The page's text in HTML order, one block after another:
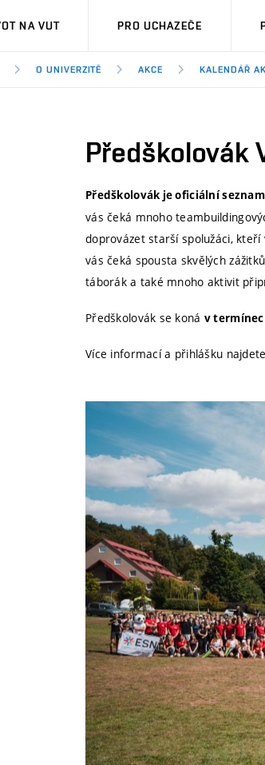
NA VUT PRO UCHAZEČE
O UNIVERZITĚ AKCE KALENDÁŘ
Předškolovák
Předškolovák je oficiální
vás čeká mnoho
doprovázet starší spolužáci,
vás čeká spousta skvělých
táborák a také mnoho aktivit
Předškolovák se koná v
Více informací a přihlášku